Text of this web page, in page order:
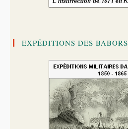
EXPÉDITIONS DES BABORS